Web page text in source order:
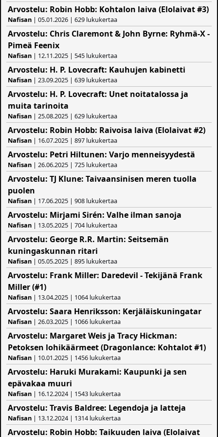
Arvostelu: Robin Hobb: Kohtalon laiva (Elolaivat #3)
Nafisan | 05.01.2026 | 629 lukukertaa
Arvostelu: Chris Claremont & John Byrne: Ryhmä-X -
Pimeä Feenix
Nafisan | 12.11.2025 | 545 lukukertaa
Arvostelu: H. P. Lovecraft: Kauhujen kabinetti
Nafisan | 23.09.2025 | 639 lukukertaa
Arvostelu: H. P. Lovecraft: Unet noitatalossa ja
muita tarinoita
Nafisan | 25.08.2025 | 629 lukukertaa
Arvostelu: Robin Hobb: Raivoisa laiva (Elolaivat #2)
Nafisan | 16.07.2025 | 897 lukukertaa
Arvostelu: Petri Hiltunen: Varjo menneisyydestä
Nafisan | 26.06.2025 | 725 lukukertaa
Arvostelu: TJ Klune: Taivaansinisen meren tuolla
puolen
Nafisan | 17.06.2025 | 908 lukukertaa
Arvostelu: Mirjami Sirén: Valhe ilman sanoja
Nafisan | 13.05.2025 | 704 lukukertaa
Arvostelu: George R.R. Martin: Seitsemän
kuningaskunnan ritari
Nafisan | 05.05.2025 | 895 lukukertaa
Arvostelu: Frank Miller: Daredevil - Tekijänä Frank
Miller (#1)
Nafisan | 13.04.2025 | 1064 lukukertaa
Arvostelu: Saara Henriksson: Kerjäläiskuningatar
Nafisan | 26.03.2025 | 1066 lukukertaa
Arvostelu: Margaret Weis ja Tracy Hickman:
Petoksen lohikäärmeet (Dragonlance: Kohtalot #1)
Nafisan | 10.01.2025 | 1456 lukukertaa
Arvostelu: Haruki Murakami: Kaupunki ja sen
epävakaa muuri
Nafisan | 16.12.2024 | 1543 lukukertaa
Arvostelu: Travis Baldree: Legendoja ja latteja
Nafisan | 13.12.2024 | 1314 lukukertaa
Arvostelu: Robin Hobb: Taikuuden laiva (Elolaivat